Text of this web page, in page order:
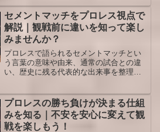
を整理します。
セメントマッチをプロレス視点で
解説｜観戦前に違いを知って楽し
みませんか？
プロレスで語られるセメントマッチとい
う言葉の意味や由来、通常の試合との違
い、歴史に残る代表的な出来事を整理し
い方や観戦のコツを解説し、不安を減ら
してプロレス観戦をより楽しめるように
なることを目指します。
プロレスの勝ち負けが決まる仕組
みを知る｜不安を安心に変えて観
戦を楽しもう！